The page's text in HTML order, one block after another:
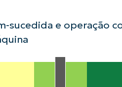
ROADMAP
sucedida e operação